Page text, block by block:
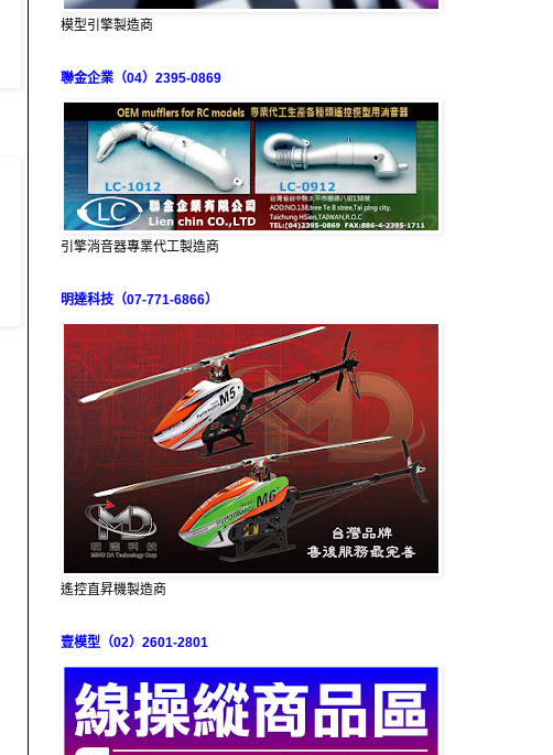
模型引擎製造商
聯金企業（04）2395-0869
引擎消音器專業代工製造商
明達科技（07-771-6866）
遙控直昇機製造商
壹模型（02）2601-2801